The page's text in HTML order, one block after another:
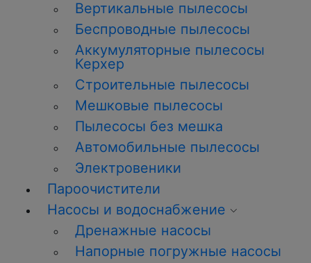
Вертикальные пылесосы
Беспроводные пылесосы
Аккумуляторные пылесосы
Керхер
Строительные пылесосы
Мешковые пылесосы
Пылесосы без мешка
Автомобильные пылесосы
Электровеники
Пароочистители
Насосы и водоснабжение
Дренажные насосы
Напорные погружные насосы